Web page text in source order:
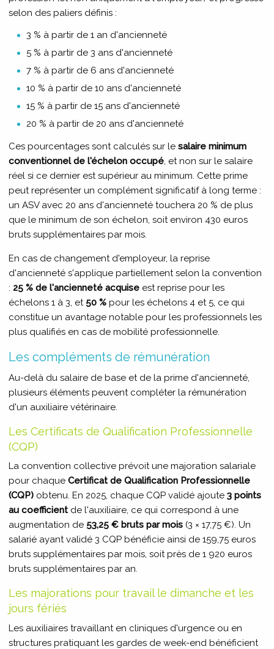
selon des paliers définis :
3 % à partir de 1 an d'ancienneté
5 % à partir de 3 ans d'ancienneté
7 % à partir de 6 ans d'ancienneté
10 % à partir de 10 ans d'ancienneté
15 % à partir de 15 ans d'ancienneté
20 % à partir de 20 ans d'ancienneté
Ces pourcentages sont calculés sur le salaire minimum
conventionnel de l'échelon occupé, et non sur le salaire
réel si ce dernier est supérieur au minimum. Cette prime
peut représenter un complément significatif à long terme :
un ASV avec 20 ans d'ancienneté touchera 20 % de plus
que le minimum de son échelon, soit environ 430 euros
bruts supplémentaires par mois.
En cas de changement d'employeur, la reprise
d'ancienneté s'applique partiellement selon la convention
: 25 % de l'ancienneté acquise est reprise pour les
échelons 1 à 3, et 50 % pour les échelons 4 et 5, ce qui
constitue un avantage notable pour les professionnels les
plus qualifiés en cas de mobilité professionnelle.
Les compléments de rémunération
Au-delà du salaire de base et de la prime d'ancienneté,
plusieurs éléments peuvent compléter la rémunération
d'un auxiliaire vétérinaire.
Les Certificats de Qualification Professionnelle
(CQP)
La convention collective prévoit une majoration salariale
pour chaque Certificat de Qualification Professionnelle
(CQP) obtenu. En 2025, chaque CQP validé ajoute 3 points
au coefficientde l'auxiliaire, ce qui correspond à une
augmentation de 53,25 € bruts par mois (3 × 17,75 €). Un
salarié ayant validé 3 CQP bénéficie ainsi de 159,75 euros
bruts supplémentaires par mois, soit près de 1 920 euros
bruts supplémentaires par an.
Les majorations pour travail le dimanche et les
jours fériés
Les auxiliaires travaillant en cliniques d'urgence ou en
structures pratiquant les gardes de week-end bénéficient